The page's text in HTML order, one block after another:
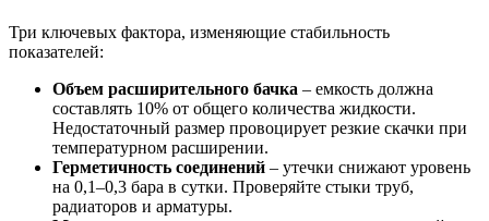
Три ключевых фактора, изменяющие стабильность
показателей:
Объем расширительного бачка – емкость должна
составлять 10% от общего количества жидкости.
Недостаточный размер провоцирует резкие скачки при
температурном расширении.
Герметичность соединений – утечки снижают уровень
на 0,1–0,3 бара в сутки. Проверяйте стыки труб,
радиаторов и арматуры.